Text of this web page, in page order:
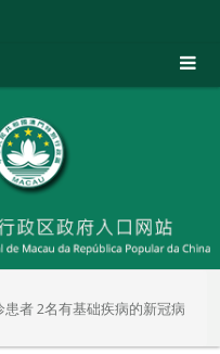
者 2名有基础疾病的新冠病